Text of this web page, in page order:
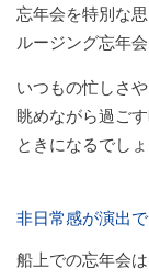
忘年会を特別な
ルージング忘年
いつもの忙しさ
眺めながら過ご
ときになるでしょ
非日常感が演出
船上での忘年会